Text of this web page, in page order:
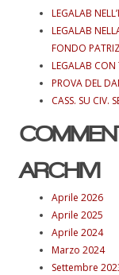
LEGALAB
LEGALAB
FONDO
LEGALAB CON
PROVA DEL
CASS. SU CIV.
ARCHIVI
Aprile 2026
Aprile 2025
Aprile 2024
Marzo 2024
Settembre